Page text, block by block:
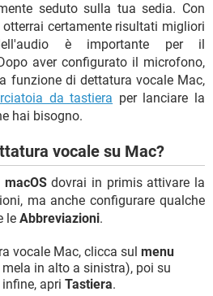
seduto sulla tua sedia. Con
certamente risultati migliori
è importante per il
aver configurato il microfono,
funzione di dettatura vocale Mac,
da tastiera per lanciare la
hai bisogno.
vocale su Mac?
dovrai in primis attivare la
ma anche configurare qualche
le Abbreviazioni.
vocale Mac, clicca sul menu
in alto a sinistra), poi su
infine, apri Tastiera.